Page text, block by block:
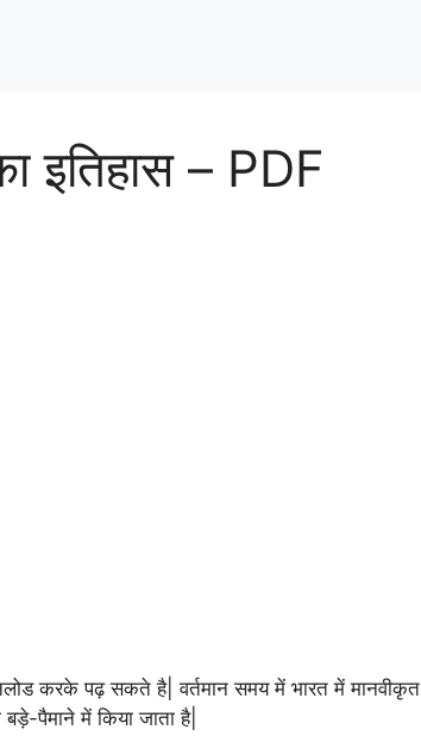
इतिहास – PDF
करके पढ़ सकते है| वर्तमान समय में भारत में मानवीकृत
पैमाने में किया जाता है|